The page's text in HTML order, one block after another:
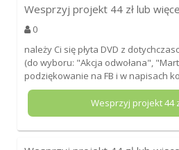
Wesprzyj projekt 44zł lub
0
należy Ci się płyta DVD z
(do wyboru: "Akcja odwołana",
podziękowanie na FB i w napisach
Wesprzyj projekt44